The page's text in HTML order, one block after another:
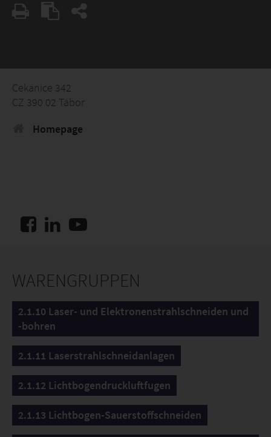
Cekanice 342
CZ 390 02 Tábor
Homepage
WARENGRUPPEN
2.1.10 Laser- und Elektronenstrahlschneiden und
-bohren
2.1.11 Laserstrahlschneidanlagen
2.1.12 Lichtbogendruckluftfugen
2.1.13 Lichtbogen-Sauerstoffschneiden